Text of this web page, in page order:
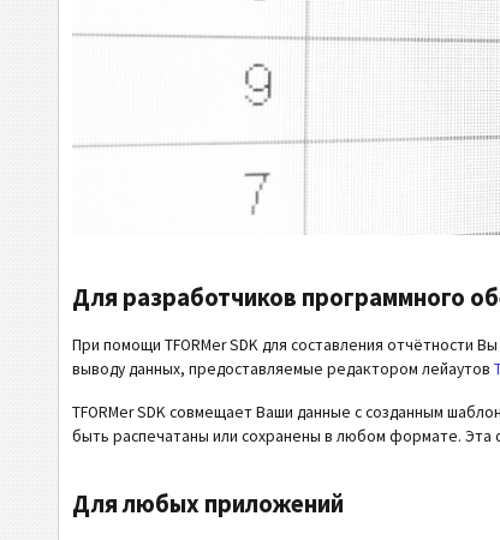
Для разработчиков программного
При помощи TFORMer SDK для составления отчётности
выводу данных, предоставляемые редактором лейаутов
TFORMer SDK совмещает Ваши данные с созданным
быть распечатаны или сохранены в любом формате. Эта
Для любых приложений